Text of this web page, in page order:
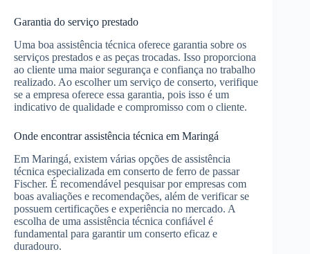
Garantia do serviço prestado
Uma boa assistência técnica oferece garantia sobre os
serviços prestados e as peças trocadas. Isso proporciona
ao cliente uma maior segurança e confiança no trabalho
realizado. Ao escolher um serviço de conserto, verifique
se a empresa oferece essa garantia, pois isso é um
indicativo de qualidade e compromisso com o cliente.
Onde encontrar assistência técnica em Maringá
Em Maringá, existem várias opções de assistência
técnica especializada em conserto de ferro de passar
Fischer. É recomendável pesquisar por empresas com
boas avaliações e recomendações, além de verificar se
possuem certificações e experiência no mercado. A
escolha de uma assistência técnica confiável é
fundamental para garantir um conserto eficaz e
duradouro.